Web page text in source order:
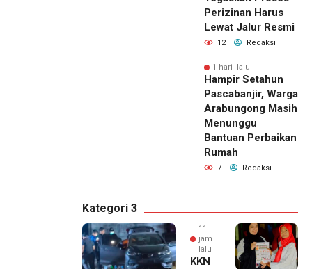
Perizinan Harus
Lewat Jalur Resmi
12 Redaksi
1 hari lalu
Hampir Setahun
Pascabanjir, Warga
Arabungong Masih
Menunggu
Bantuan Perbaikan
Rumah
7 Redaksi
Kategori 3
11
jam
lalu
KKN